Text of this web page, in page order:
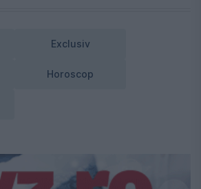
Exclusiv
Horoscop